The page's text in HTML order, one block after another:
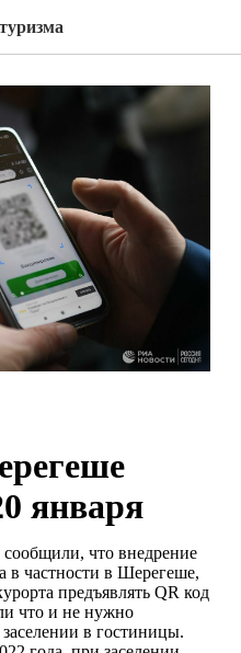
января
что внедрение
в частности в Шерегеше,
предъявлять QR код
что и не нужно
в гостиницы.